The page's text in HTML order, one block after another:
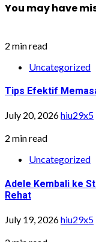
You may have
2 min read
Uncategorized
Tips Efektif
July 20, 2026hiu29x5
2 min read
Uncategorized
Adele Kembali ke
Rehat
July 19, 2026hiu29x5